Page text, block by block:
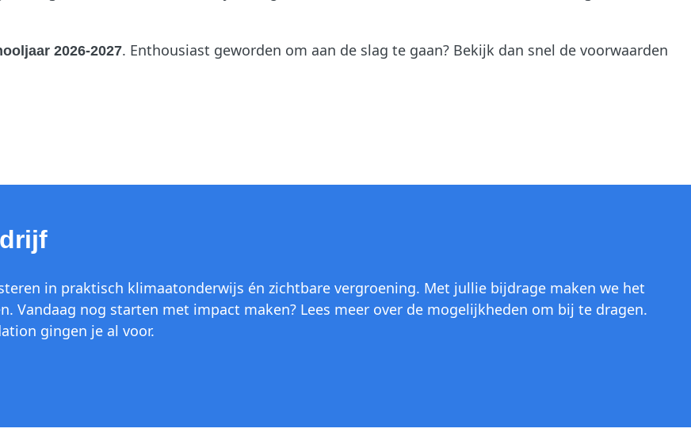
2026-2027. Enthousiast geworden om aan de slag te gaan? Bekijk dan snel de voorwaarden
in praktisch klimaatonderwijs én zichtbare vergroening. Met jullie bijdrage maken we het
Vandaag nog starten met impact maken? Lees meer over de mogelijkheden om bij te dragen.
gingen je al voor.